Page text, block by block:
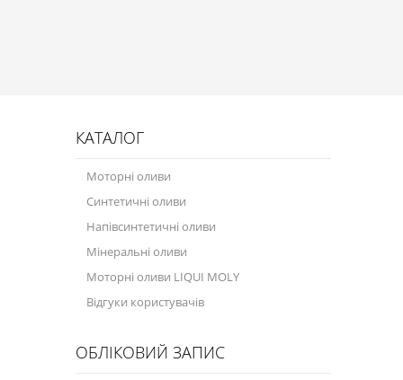
Сервісні продукти
Обладнання
Догляд за кондиціонером
Клеї і герметики
Мастила
КАТАЛОГ
Моторні оливи
Синтетичні оливи
Напівсинтетичні оливи
Мінеральні оливи
Моторні оливи LIQUI MOLY
Відгуки користувачів
ОБЛІКОВИЙ ЗАПИС